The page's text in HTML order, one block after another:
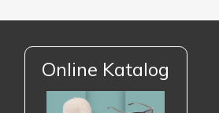
Online Katalog